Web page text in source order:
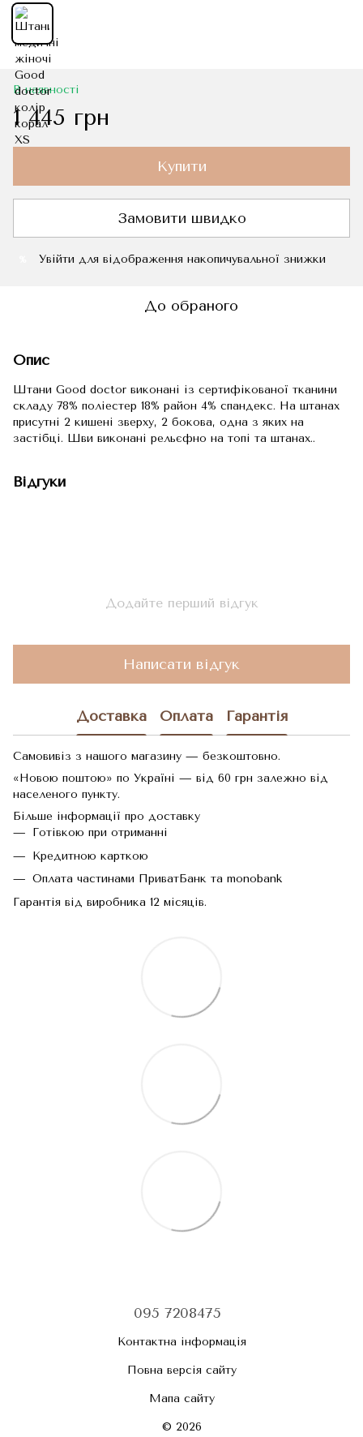
В наявності
1 445 грн
Купити
Замовити швидко
Увійти для відображення накопичувальної знижки
До обраного
Опис
Штани Good doctor виконані із сертифікованої тканини
складу 78% поліестер 18% район 4% спандекс. На штанах
присутні 2 кишені зверху, 2 бокова, одна з яких на
застібці. Шви виконані рельєфно на топі та штанах..
Відгуки
Додайте перший відгук
Написати відгук
Доставка Оплата Гарантія
Самовивіз з нашого магазину — безкоштовно.
«Новою поштою» по Україні — від 60 грн залежно від
населеного пункту.
Більше інформації про доставку
Готівкою при отриманні
Кредитною карткою
Оплата частинами ПриватБанк та monobank
Гарантія від виробника 12 місяців.
095 7208475
Контактна інформація
Повна версія сайту
Мапа сайту
© 2026